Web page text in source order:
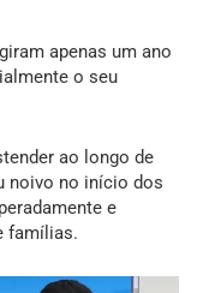
apenas um ano
o seu
ao longo de
noivo no início dos
e
famílias.